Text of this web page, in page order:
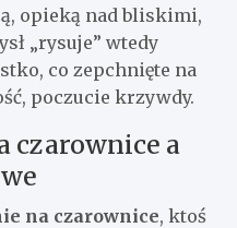
opieką nad bliskimi,
„rysuje” wtedy
co zepchnięte na
poczucie krzywdy.
czarownice a
na czarownice, ktoś